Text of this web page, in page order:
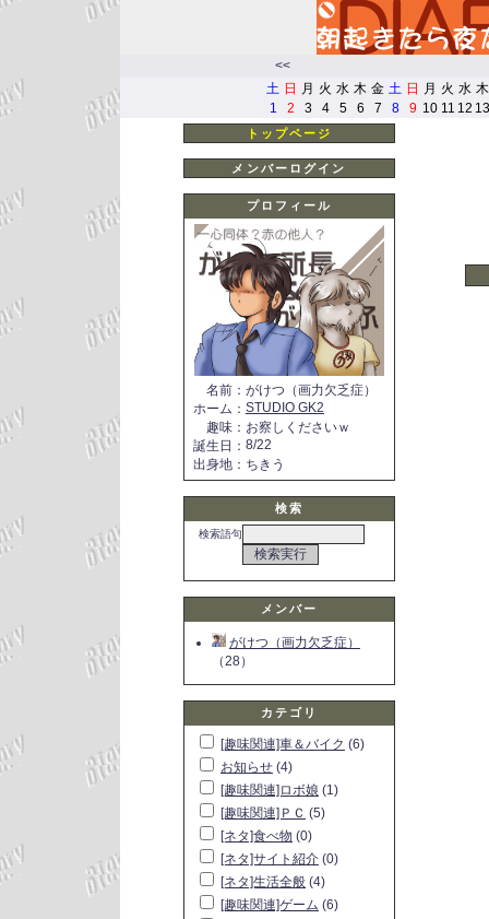
<<
土 日 月 火 水 木 金 土 日 月 火 水 木
1
2 3 4 5 6 7 8 9 10 11 12 13
トップページ
メンバーログイン
プロフィール
名前 ： がけつ（画力欠乏症）
ホーム ： STUDIO GK2
趣味 ： お察しくださいｗ
誕生日 ： 8/22
出身地 ： ちきう
検索
検索語句
メンバー
がけつ（画力欠乏症）
（28）
カテゴリ
[趣味関連]車＆バイク (6)
お知らせ (4)
[趣味関連]ロボ娘 (1)
[趣味関連]ＰＣ (5)
[ネタ]食べ物 (0)
[ネタ]サイト紹介 (0)
[ネタ]生活全般 (4)
[趣味関連]ゲーム (6)